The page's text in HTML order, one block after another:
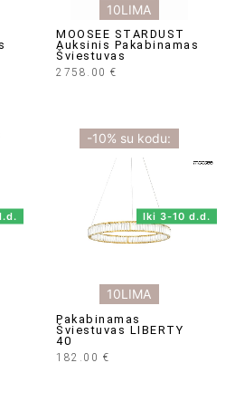
10LIMA
MOOSEE STARDUST
Auksinis Pakabinamas
Šviestuvas
2758.00€
10LIMA
-10% su kodu:
Iki 3-10 d.d.
Pakabinamas
Šviestuvas LIBERTY
40
182.00 €